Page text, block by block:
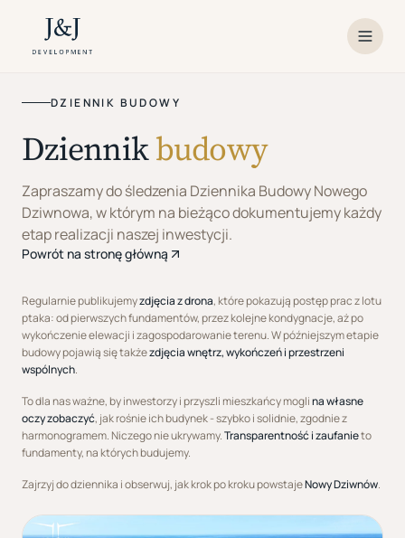
Mieszkania
Galeria wnętrz
Dziennik budowy
Doradztwo finansowe
Umów spotkanie
DZIENNIK BUDOWY
Dziennikbudowy
Zapraszamy do śledzenia Dziennika Budowy Nowego
Dziwnowa, w którym na bieżąco dokumentujemy każdy
etap realizacji naszej inwestycji.
Powrót na stronę główną
Regularnie publikujemyzdjęcia z drona, które pokazują postęp prac z lotu
ptaka: od pierwszych fundamentów, przez kolejne kondygnacje, aż po
wykończenie elewacji i zagospodarowanie terenu. W późniejszym etapie
budowy pojawią się takżezdjęcia wnętrz, wykończeń i przestrzeni
wspólnych.
To dla nas ważne, by inwestorzy i przyszli mieszkańcy moglina własne
oczy zobaczyć, jak rośnie ich budynek - szybko i solidnie, zgodnie z
harmonogramem. Niczego nie ukrywamy.Transparentność i zaufanieto
fundamenty, na których budujemy.
Zajrzyj do dziennika i obserwuj, jak krok po kroku powstajeNowy Dziwnów.